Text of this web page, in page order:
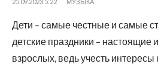
Дети – самые честные и самые
детские праздники – настоящие
взрослых, ведь учесть интересы